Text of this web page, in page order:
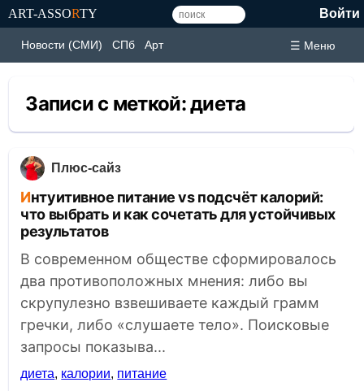
ART-ASSORTY Войти
Новости (СМИ) СПб Арт ☰ Меню
Записи с меткой:диета
Плюс-сайз
Интуитивное питание vs подсчёт калорий:
что выбрать и как сочетать для устойчивых
результатов
В современном обществе сформировалось
два противоположных мнения: либо вы
скрупулезно взвешиваете каждый грамм
гречки, либо «слушаете тело». Поисковые
запросы показыва...
диета, калории, питание